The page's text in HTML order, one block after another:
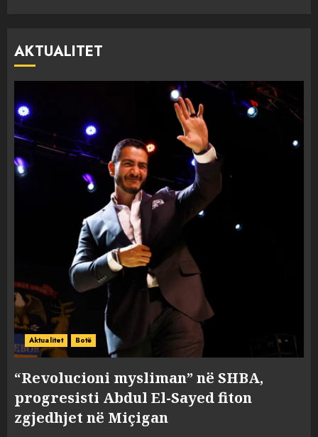
AKTUALITET
Aktualitet Botë
“Revolucioni mysliman” në SHBA,
progresisti Abdul El-Sayed fiton
zgjedhjet në Miçigan